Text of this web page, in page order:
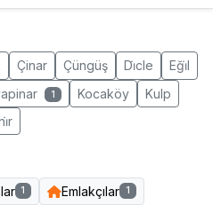
Çinar Çüngüş Di̇cle
Eği̇l
1 Kocaköy
Kulp
1 Emlakçılar 1